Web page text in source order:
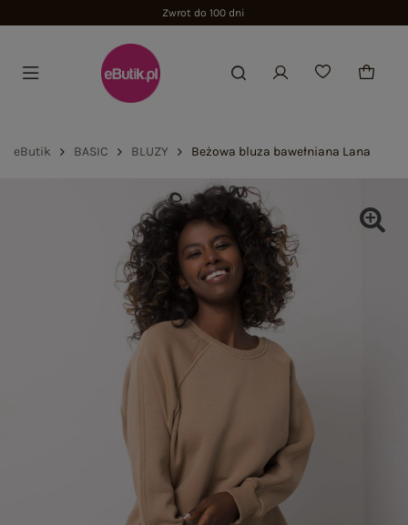
Zwrot do 100 dni
eButik BASIC BLUZY Beżowa bluza bawełniana Lana